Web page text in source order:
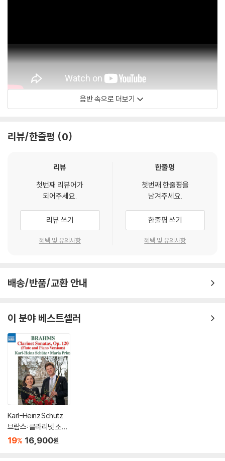
음반 속으로 더보기
리뷰/한줄평 0
리뷰
첫번째 리뷰어가
되어주세요.
리뷰 쓰기
혜택 및 유의사항
한줄평
첫번째 한줄평을
남겨주세요.
한줄평 쓰기
혜택 및 유의사항
배송/반품/교환 안내
이 분야 베스트셀러
Karl-Heinz Schutz
브람스: 클라리넷 소나
타 [플루트, 피아노를
19% 16,900원